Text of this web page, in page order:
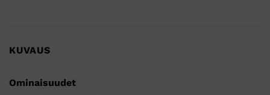
KUVAUS
Ominaisuudet